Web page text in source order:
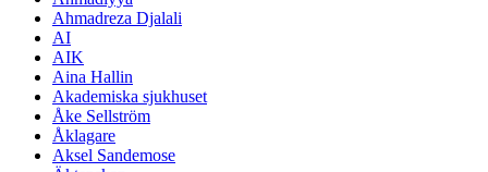
Ahmadreza Djalali
AI
AIK
Aina Hallin
Akademiska sjukhuset
Åke Sellström
Åklagare
Aksel Sandemose